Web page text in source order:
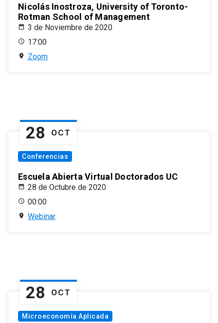
Nicolás Inostroza, University of Toronto-
Rotman School of Management
3 de Noviembre de 2020
17:00
Zoom
28 OCT
Conferencias
Escuela Abierta Virtual Doctorados UC
28 de Octubre de 2020
00:00
Webinar
28 OCT
Microeconomía Aplicada